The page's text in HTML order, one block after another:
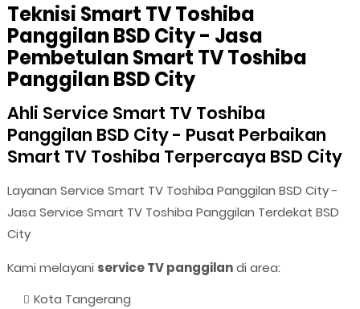
Teknisi Smart TV Toshiba
Panggilan BSD City - Jasa
Pembetulan Smart TV Toshiba
Panggilan BSD City
Ahli Service Smart TV Toshiba
Panggilan BSD City - Pusat Perbaikan
Smart TV Toshiba Terpercaya BSD City
Layanan Service Smart TV Toshiba Panggilan BSD City -
Jasa Service Smart TV Toshiba Panggilan Terdekat BSD
City
Kami melayani service TV panggilandi area:
Kota Tangerang